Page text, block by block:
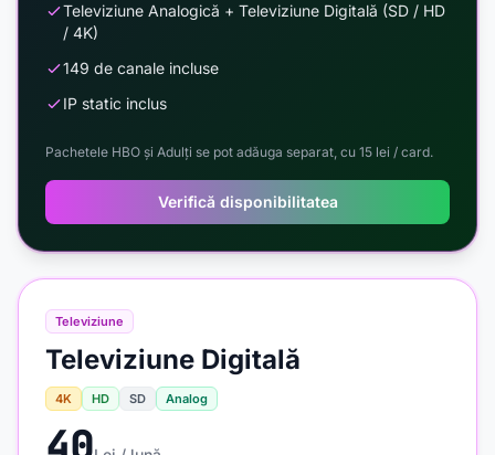
Televiziune
Televiziune Digitală
4K HD SD Analog
Televiziune Analogică + Televiziune Digitală (SD / HD
/ 4K)
149 de canale incluse
IP static inclus
Pachetele HBO și Adulți se pot adăuga separat, cu 15 lei / card.
Verifică disponibilitatea